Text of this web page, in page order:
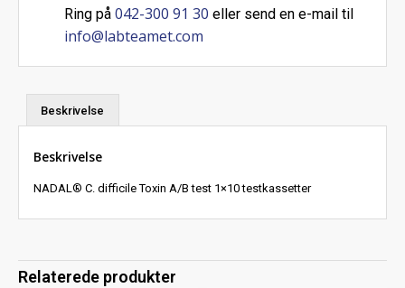
Ring på 042-300 91 30 eller send en e-mail til
info@labteamet.com
Beskrivelse
Beskrivelse
NADAL® C. difficile Toxin A/B test 1×10 testkassetter
Relaterede produkter